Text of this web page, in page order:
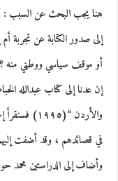
هنا يجب البحث عن السبب :
إلى صدور الكتابة عن تجربة
أو موقف سياسي ووطني منه ؟
إن عدنا إلى كتاب عبدالله
والأردن
في قصائدهم ، وقد أضفت
وأضاف إلى الدراستين محمد